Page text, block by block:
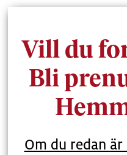
Vill du
Bli
Om du redan